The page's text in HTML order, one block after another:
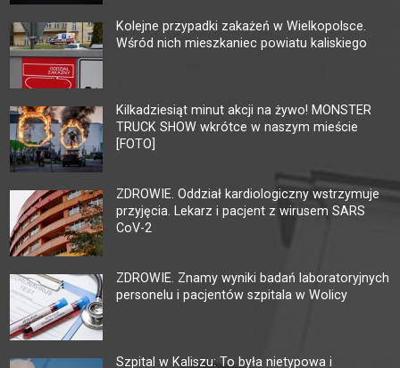
Kolejne przypadki zakażeń w Wielkopolsce.
Wśród nich mieszkaniec powiatu kaliskiego
Kilkadziesiąt minut akcji na żywo! MONSTER
TRUCK SHOW wkrótce w naszym mieście
[FOTO]
ZDROWIE. Oddział kardiologiczny wstrzymuje
przyjęcia. Lekarz i pacjent z wirusem SARS
CoV-2
ZDROWIE. Znamy wyniki badań laboratoryjnych
personelu i pacjentów szpitala w Wolicy
Szpital w Kaliszu: To była nietypowa i